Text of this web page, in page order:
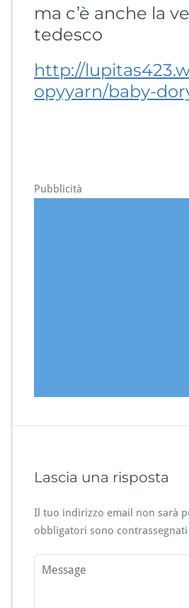
ma c’è anche la
tedesco
http://
opyyarn/baby-
Pubblicità
Lascia una risposta
Il tuo indirizzo email non sarà
obbligatori sono contrassegnati